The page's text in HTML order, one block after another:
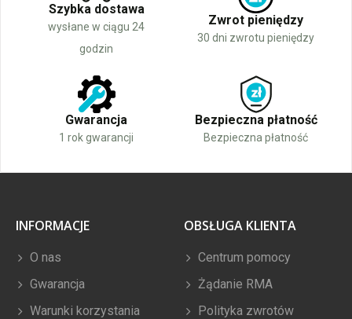
Szybka dostawa
wysłane w ciągu 24
godzin
Zwrot pieniędzy
30 dni zwrotu pieniędzy
Gwarancja
1 rok gwarancji
Bezpieczna płatność
Bezpieczna płatność
INFORMACJE
O nas
Gwarancja
Warunki korzystania
OBSŁUGA KLIENTA
Centrum pomocy
Żądanie RMA
Polityka zwrotów